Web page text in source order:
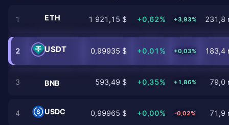
1 ETH 1 921,15 $ +0,62% +3,93% 231,8
2 USDT 0,99935 $ +0,01% +0,03% 183,4
3 BNB 593,49 $ +0,35% +1,86% 79,0
4 USDC 0,99965 $ +0,00% -0,02% 71,9